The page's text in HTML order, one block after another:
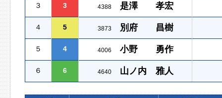
３ 3 4388 是澤 孝宏
４ 5 3873 別府 昌樹
５ 4 4006 小野 勇作
６ 6 4640 山ノ内 雅人